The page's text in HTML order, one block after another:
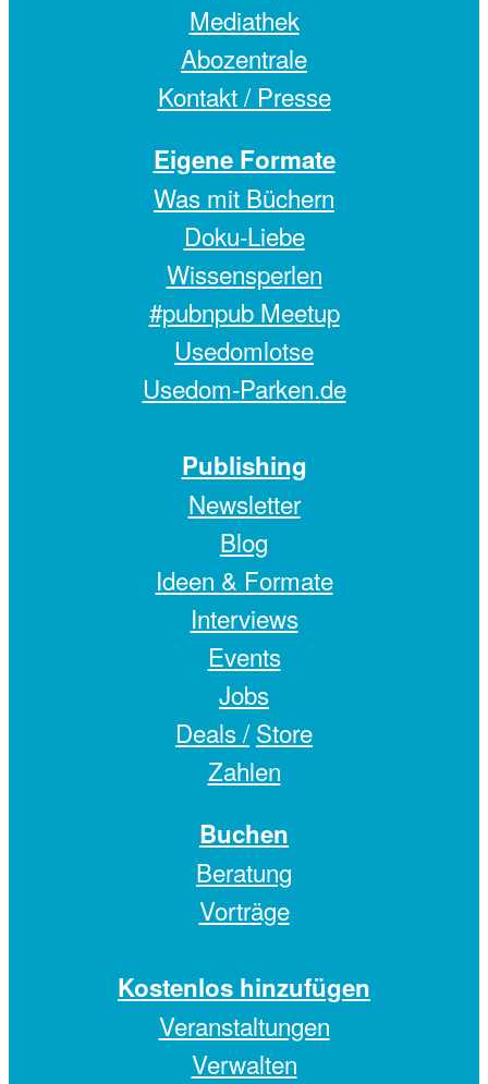
Mediathek
Abozentrale
Kontakt / Presse
Eigene Formate
Was mit Büchern
Doku-Liebe
Wissensperlen
#pubnpub Meetup
Usedomlotse
Usedom-Parken.de
Publishing
Newsletter
Blog
Ideen & Formate
Interviews
Events
Jobs
Deals / Store
Zahlen
Buchen
Beratung
Vorträge
Kostenlos hinzufügen
Veranstaltungen
Verwalten